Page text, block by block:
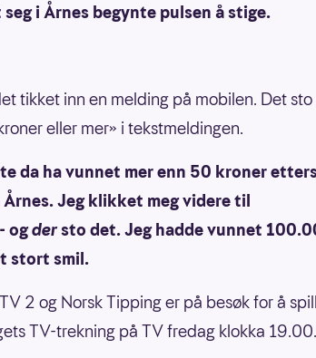
i Årnes begynte pulsen å stige.
tikket inn en melding på mobilen. Det
eller mer» i tekstmeldingen.
da ha vunnet mer enn 50 kroner
Jeg klikket meg videre til
ogdersto det. Jeg hadde vunnet
stort smil.
2 og Norsk Tipping er på besøk for å
TV-trekning på TV fredag klokka 19.00.